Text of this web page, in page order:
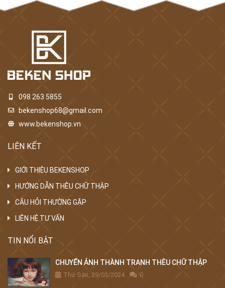
098 263 5855
bekenshop68@gmail.com
www.bekenshop.vn
LIÊN KẾT
GIỚI THIỆU BEKENSHOP
HƯỚNG DẪN THÊU CHỮ THẬP
CÂU HỎI THƯỜNG GẶP
LIÊN HỆ TƯ VẤN
TIN NỔI BẬT
CHUYỂN ẢNH THÀNH TRANH THÊU CHỮ THẬP
Thứ Sáu, 29/03/2024 0